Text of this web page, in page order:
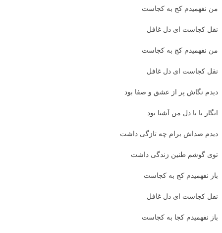
من نفهمیدم کج به کجاست
نقل کجاست ای دل غافل
من نفهمیدم کج به کجاست
نقل کجاست ای دل غافل
دیدم نگاش پر از عشق و صفا بود
انگار با با دل من آشنا بود
دیدم صداش برام چه تازگی داشت
توی گوشم طنین زندگی داشت
باز نفهمیدم کج به کجاست
نقل کجاست ای دل غافل
باز نفهمیدم کجا به کجاست